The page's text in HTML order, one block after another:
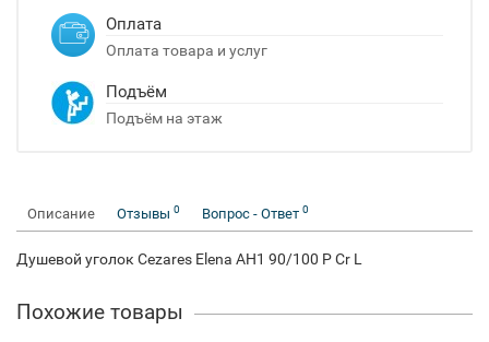
Оплата
Оплата товара и услуг
Подъём
Подъём на этаж
Описание Отзывы 0 Вопрос - Ответ 0
Душевой уголок Cezares Elena AH1 90/100 P Cr L
Похожие товары